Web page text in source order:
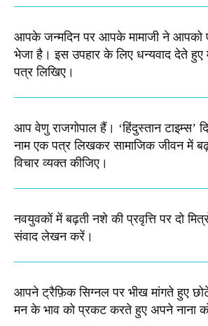
आपके जन्मदिन पर आपके मामाजी ने आपको
भेजा है। इस उपहार के लिए धन्यवाद देते हुए
पत्र लिखिए।
आप वेणु राजगोपाल हैं। ‘हिंदुस्तान टाइम्स’
नाम एक पत्र लिखकर सामाजिक जीवन में
विचार व्यक्त कीजिए।
नवयुवकों में बढ़ती नशे की प्रवृत्ति पर दो
संवाद लेखन करें।
आपने ट्रैफ़िक सिग्नल पर भीख मांगते हुए
मन के भाव को प्रकट करते हुए अपने नाना